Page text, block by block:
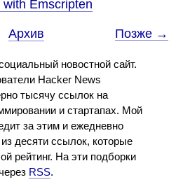
Emscripten
Архив Позже →
новостной сайт.
Hacker News
тысячу ссылок на
и стартапах. Мой
за этим и ежедневно
десяти ссылок, которые
рейтинг. На эти подборки
RSS.